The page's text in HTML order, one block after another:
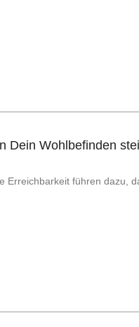
Dein Wohlbefinden
Erreichbarkeit führen dazu,